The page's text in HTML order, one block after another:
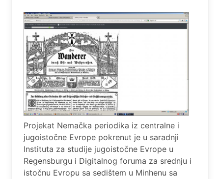
Projekat Nemačka periodika iz centralne i
jugoistočne Evrope pokrenut je u saradnji
Instituta za studije jugoistočne Evrope u
Regensburgu i Digitalnog foruma za srednju i
istočnu Evropu sa sedištem u Minhenu sa